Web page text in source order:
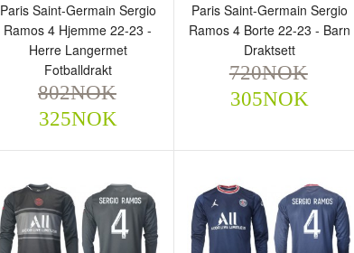
Paris Saint-Germain Sergio
Ramos 4 Hjemme 22-23 -
Herre Langermet
Paris Saint-Germain Sergio
Ramos 4 Borte 22-23 -
Barn Draktsett
Paris Saint-Germain Sergio
Ramos 4 Hjemme 22-23 -
Herre Langermet
Fotballdrakt
802NOK
325NOK
Paris Saint-Germain Sergio
Ramos 4 Borte 22-23 - Barn
Draktsett
720NOK
305NOK